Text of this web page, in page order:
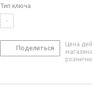
Тип ключа
-
Поделиться
Цена